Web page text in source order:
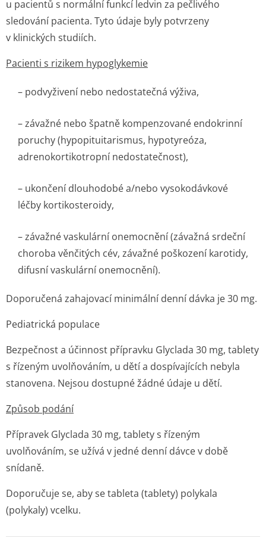
u pacientů s normální funkcí ledvin za pečlivého
sledování pacienta. Tyto údaje byly potvrzeny
v klinických studiích.
Pacienti s rizikem hypoglykemie
– podvyživení nebo nedostatečná výživa,
– závažné nebo špatně kompenzované endokrinní
poruchy (hypopituitarismus, hypotyreóza,
adrenokortikotropní nedostatečnost),
– ukončení dlouhodobé a/nebo vysokodávkové
léčby kortikosteroidy,
– závažné vaskulární onemocnění (závažná srdeční
choroba věnčitých cév, závažné poškození karotidy,
difusní vaskulární onemocnění).
Doporučená zahajovací minimální denní dávka je 30 mg.
Pediatrická populace
Bezpečnost a účinnost přípravku Glyclada 30 mg, tablety
s řízeným uvolňováním, u dětí a dospívajících nebyla
stanovena. Nejsou dostupné žádné údaje u dětí.
Způsob podání
Přípravek Glyclada 30 mg, tablety s řízeným
uvolňováním, se užívá v jedné denní dávce v době
snídaně.
Doporučuje se, aby se tableta (tablety) polykala
(polykaly) vcelku.